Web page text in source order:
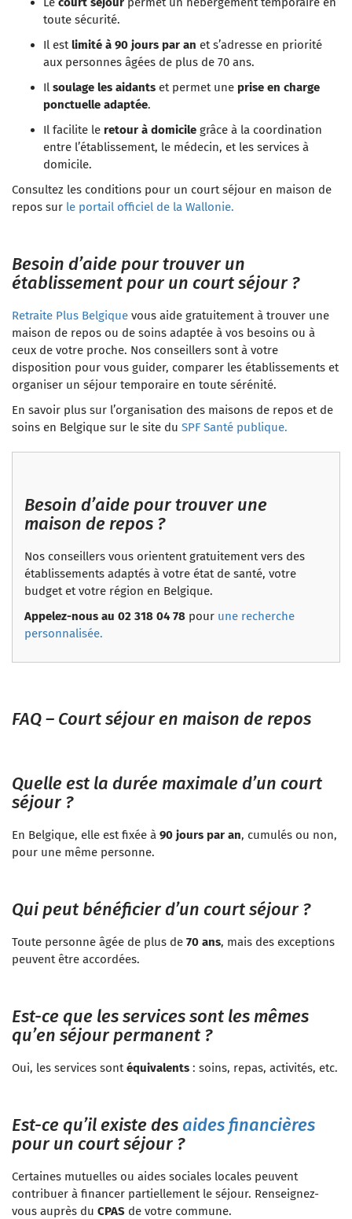
toute sécurité.
Il estlimité à 90 jours par an et s’adresse en priorité
aux personnes âgées de plus de 70 ans.
Il soulage les aidants et permet une prise en charge
ponctuelle adaptée.
Il facilite le retour à domicile grâce à la coordination
entre l’établissement, le médecin, et les services à
domicile.
Consultez les conditions pour un court séjour en maison de
repos sur le portail officiel de la Wallonie.
Besoin d’aide pour trouver un
établissement pour un court séjour ?
Retraite Plus Belgique vous aide gratuitement à trouver une
maison de repos ou de soins adaptée à vos besoins ou à
ceux de votre proche. Nos conseillers sont à votre
disposition pour vous guider, comparer les établissements et
organiser un séjour temporaire en toute sérénité.
En savoir plus sur l’organisation des maisons de repos et de
soins en Belgique sur le site du SPF Santé publique.
Besoin d’aide pour trouver une
maison de repos ?
Nos conseillers vous orientent gratuitement vers des
établissements adaptés à votre état de santé, votre
budget et votre région en Belgique.
Appelez-nous au 02 318 04 78 pour une recherche
personnalisée.
FAQ – Court séjour en maison de repos
Quelle est la durée maximale d’un court
séjour ?
En Belgique, elle est fixée à 90 jours par an, cumulés ou non,
pour une même personne.
Qui peut bénéficier d’un court séjour ?
Toute personne âgée de plus de 70 ans, mais des exceptions
peuvent être accordées.
Est-ce que les services sont les mêmes
qu’en séjour permanent ?
Oui, les services sontéquivalents : soins, repas, activités, etc.
Est-ce qu’il existe desaides financières
pour un court séjour ?
Certaines mutuelles ou aides sociales locales peuvent
contribuer à financer partiellement le séjour. Renseignez-
vous auprès du CPAS de votre commune.